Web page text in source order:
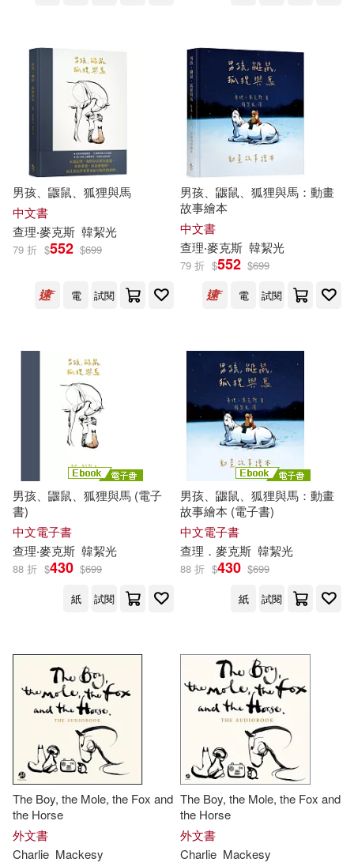
男孩、鼴鼠、狐狸與馬
中文書
查理‧麥克斯 韓絜光
79 折 $552 $699
電 試閱
男孩、鼴鼠、狐狸與馬：動畫
故事繪本
中文書
查理‧麥克斯 韓絜光
79 折 $552 $699
電
試閱
男孩、鼴鼠、狐狸與馬 (電子
書)
中文電子書
查理‧麥克斯 韓絜光
88 折 $430 $699
紙
試閱
男孩、鼴鼠、狐狸與馬：動畫
故事繪本 (電子書)
中文電子書
查理．麥克斯 韓絜光
88 折 $430 $699
紙
試閱
The Boy, the Mole, the Fox and
the Horse
外文書
Charlie Mackesy
The Boy, the Mole, the Fox and
the Horse
外文書
Charlie Mackesy